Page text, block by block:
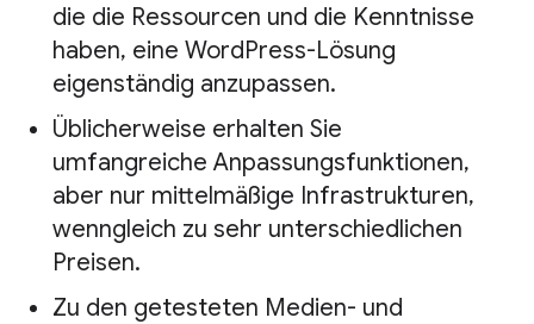
die die Ressourcen und die Kenntnisse
haben, eine WordPress-Lösung
eigenständig anzupassen.
Üblicherweise erhalten Sie
umfangreiche Anpassungsfunktionen,
aber nur mittelmäßige Infrastrukturen,
wenngleich zu sehr unterschiedlichen
Preisen.
Zu den getesteten Medien- und